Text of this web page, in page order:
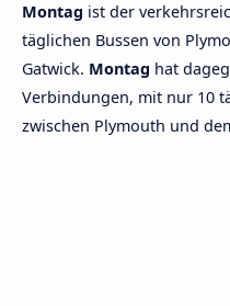
Montag ist der
täglichen Bussen von
Gatwick. Montag hat
Verbindungen, mit nur 10
zwischen Plymouth und